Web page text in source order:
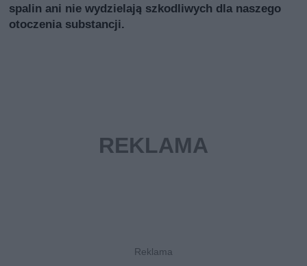
spalin ani nie wydzielają szkodliwych dla naszego
otoczenia substancji.